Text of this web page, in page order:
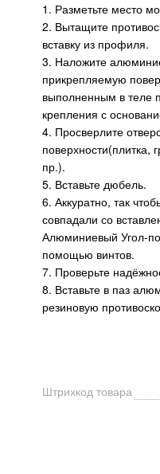
1. Разметьте место
2. Вытащите
вставку из профиля.
3. Наложите
прикрепляемую
выполненным в теле
крепления с
4. Просверлите
поверхности(плитка,
пр.).
5. Вставьте дюбель.
6. Аккуратно, так
совпадали со
Алюминиевый Угол-
помощью винтов.
7. Проверьте
8. Вставьте в паз
резиновую
Штрихкод товара